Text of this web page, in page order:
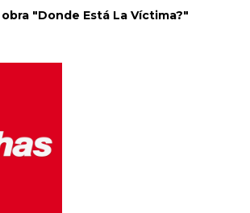
"Donde Está La Víctima?"